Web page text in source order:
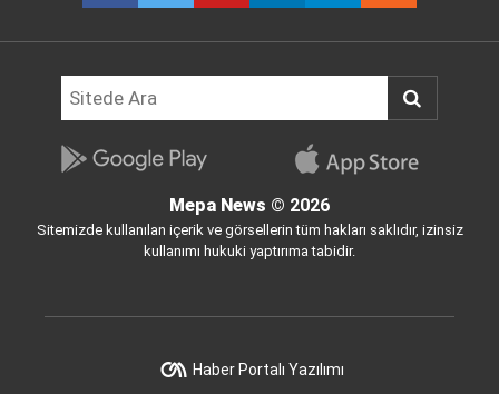
Mepa News © 2026
Sitemizde kullanılan içerik ve görsellerin tüm hakları saklıdır, izinsiz
kullanımı hukuki yaptırıma tabidir.
Haber Portalı Yazılımı